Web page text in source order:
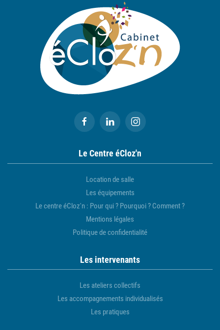
Le Centre éCloz'n
Location de salle
Les équipements
Le centre éCloz'n : Pour qui ? Pourquoi ? Comment ?
Mentions légales
Politique de confidentialité
Les intervenants
Les ateliers collectifs
Les accompagnements individualisés
Les pratiques